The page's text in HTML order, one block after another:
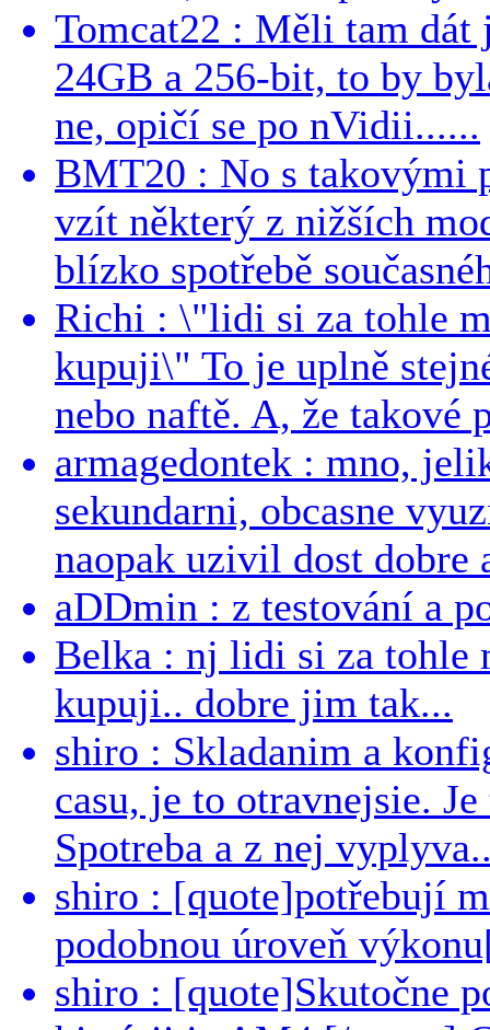
Tomcat22 : Měli tam dát
24GB a 256-bit, to by
ne, opičí se po nVidii......
BMT20 : No s takovými
vzít některý z nižších
blízko spotřebě
Richi : \"lidi si za tohle
kupuji\" To je uplně
nebo naftě. A, že takové
armagedontek : mno,
sekundarni, obcasne
naopak uzivil dost dobre
aDDmin : z testování a
Belka : nj lidi si za tohle
kupuji.. dobre jim tak...
shiro : Skladanim a
casu, je to otravnejsie.
Spotreba a z nej
shiro : [quote]potřebují
podobnou úroveň
shiro : [quote]Skutočne